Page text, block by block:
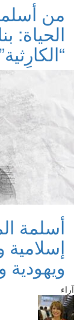
من
الحياة:
“الكارِثية” 3/3
أسلمة
ويهودية
آراء